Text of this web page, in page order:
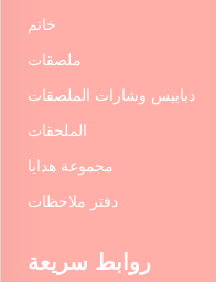
خاتم
ملصقات
دبابيس وشارات الملصقات
الملحقات
مجموعة هدايا
دفتر ملاحظات
روابط سريعة